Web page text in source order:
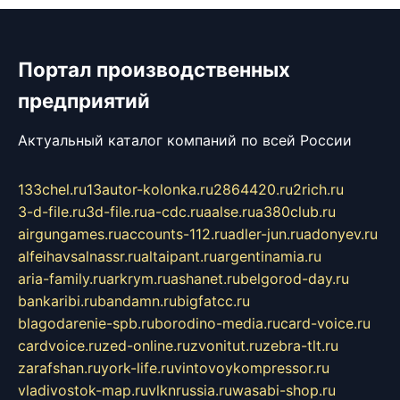
Портал производственных
предприятий
Актуальный каталог компаний по всей России
133chel.ru13autor-kolonka.ru2864420.ru2rich.ru
3-d-file.ru3d-file.rua-cdc.ruaalse.rua380club.ru
airgungames.ruaccounts-112.ruadler-jun.ruadonyev.ru
alfeihavsalnassr.rualtaipant.ruargentinamia.ru
aria-family.ruarkrym.ruashanet.rubelgorod-day.ru
bankaribi.rubandamn.rubigfatcc.ru
blagodarenie-spb.ruborodino-media.rucard-voice.ru
cardvoice.ruzed-online.ruzvonitut.ruzebra-tlt.ru
zarafshan.ruyork-life.ruvintovoykompressor.ru
vladivostok-map.ruvlknrussia.ruwasabi-shop.ru